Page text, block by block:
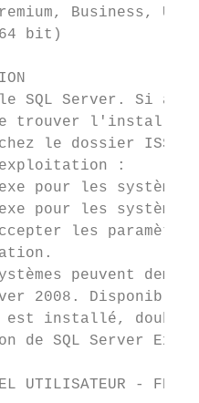
Business,
bit)
SQL Server. Si
l'installeur de
le dossier
:
pour les
pour les
les
peuvent
2008.
est installé,
SQL Server
MANUEL